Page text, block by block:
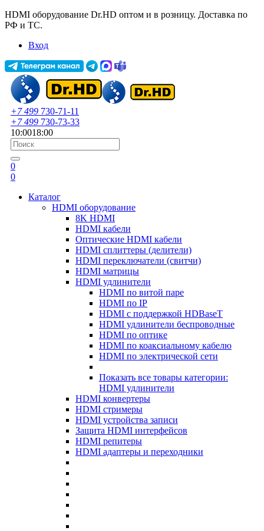
HDMI оборудование Dr.HD оптом и в розницу. Доставка по
РФ и ТС.
Вход
+7 499 730-71-11
+7 499 730-73-33
10:0018:00
0
0
Каталог
HDMI оборудование
8K HDMI
HDMI кабели
Оптические HDMI кабели
HDMI сплиттеры (делители)
HDMI переключатели (свитчи)
HDMI матрицы
HDMI удлинители
HDMI по витой паре
HDMI по IP
HDMI с поддержкой HDBaseT
HDMI удлинители беспроводные
HDMI по оптике
HDMI по коаксиальному кабелю
HDMI по электрической сети
Показать все товары категории:
HDMI удлинители
HDMI конвертеры
HDMI стримеры
HDMI устройства записи
Защита HDMI интерфейсов
HDMI репитеры
HDMI адаптеры и переходники